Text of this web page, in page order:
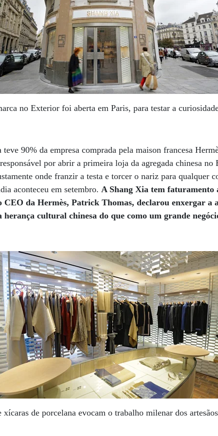
no Exterior foi aberta em Paris, para testar a
90% da empresa comprada pela maison francesa
por abrir a primeira loja da agregada chinesa no
onde franzir a testa e torcer o nariz para qualquer
aconteceu em setembro.A Shang Xia tem faturamento
CEO da Hermès, Patrick Thomas, declarou enxergar a
herança cultural chinesa do que como um grande
xícaras de porcelana evocam o trabalho milenar dos